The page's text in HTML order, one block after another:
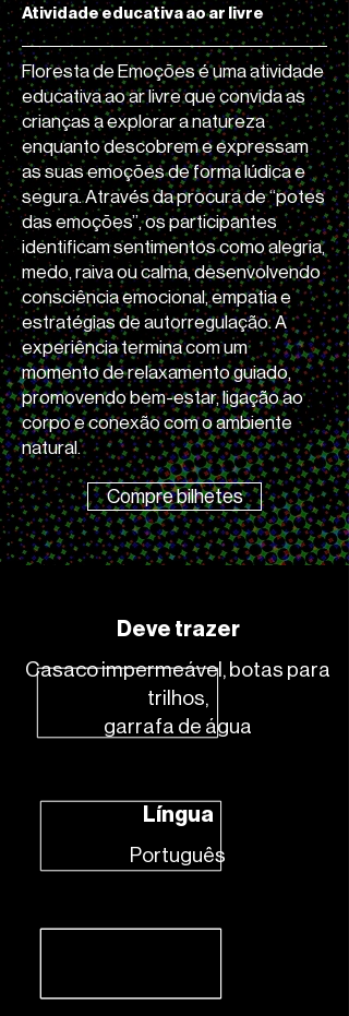
Atividade educativa ao ar livre
Floresta de Emoções é uma atividade
educativa ao ar livre que convida as
crianças a explorar a natureza
enquanto descobrem e expressam
as suas emoções de forma lúdica e
segura. Através da procura de “potes
das emoções”, os participantes
identificam sentimentos como alegria,
medo, raiva ou calma, desenvolvendo
consciência emocional, empatia e
estratégias de autorregulação. A
experiência termina com um
momento de relaxamento guiado,
promovendo bem-estar, ligação ao
corpo e conexão com o ambiente
natural.
Compre bilhetes
Deve trazer
Casaco impermeável, botas para
trilhos,
garrafa de água
Língua
Português